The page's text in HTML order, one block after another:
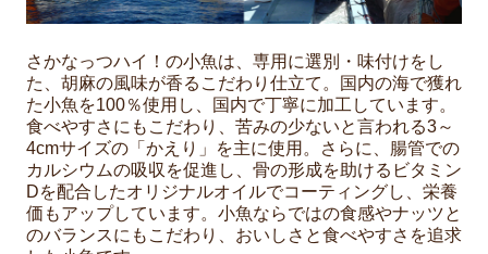
さかなっつハイ！の小魚は、専用に選別・味付けをし
た、胡麻の風味が香るこだわり仕立て。国内の海で獲れ
た小魚を100％使用し、国内で丁寧に加工しています。
食べやすさにもこだわり、苦みの少ないと言われる3～
4cmサイズの「かえり」を主に使用。さらに、腸管での
カルシウムの吸収を促進し、骨の形成を助けるビタミン
Dを配合したオリジナルオイルでコーティングし、栄養
価もアップしています。小魚ならではの食感やナッツと
のバランスにもこだわり、おいしさと食べやすさを追求